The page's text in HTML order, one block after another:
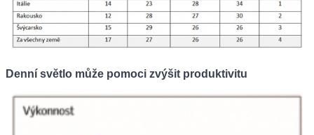
Denní světlo může pomoci zvýšit produktivitu